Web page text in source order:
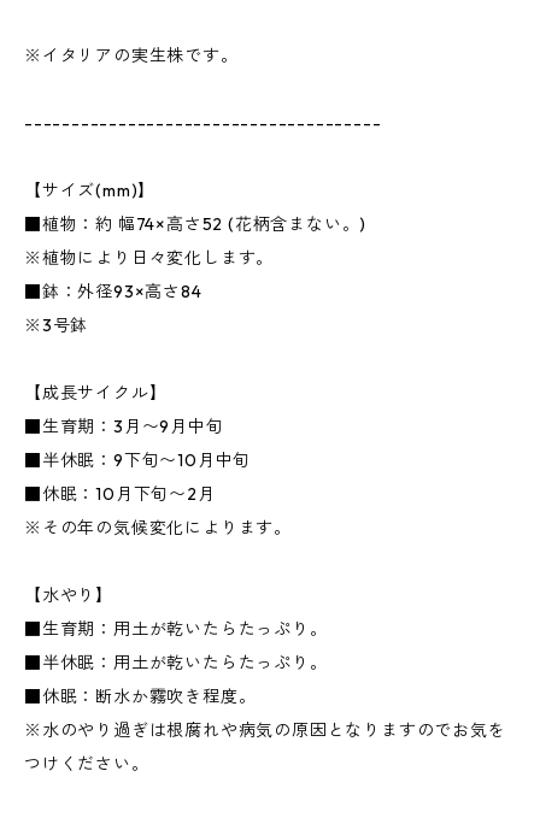
※イタリアの実生株です。
--------------------------------------
【サイズ(mm)】
■植物：約 幅74×高さ52 (花柄含まない。)
※植物により日々変化します。
■鉢：外径93×高さ84
※3号鉢
【成長サイクル】
■生育期：3月〜9月中旬
■半休眠：9下旬〜10月中旬
■休眠：10月下旬〜2月
※その年の気候変化によります。
【水やり】
■生育期：用土が乾いたらたっぷり。
■半休眠：用土が乾いたらたっぷり。
■休眠：断水か霧吹き程度。
※水のやり過ぎは根腐れや病気の原因となりますのでお気を
つけください。